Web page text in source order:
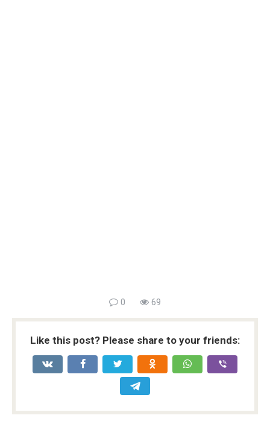
0 69
Like this post? Please share to your friends: